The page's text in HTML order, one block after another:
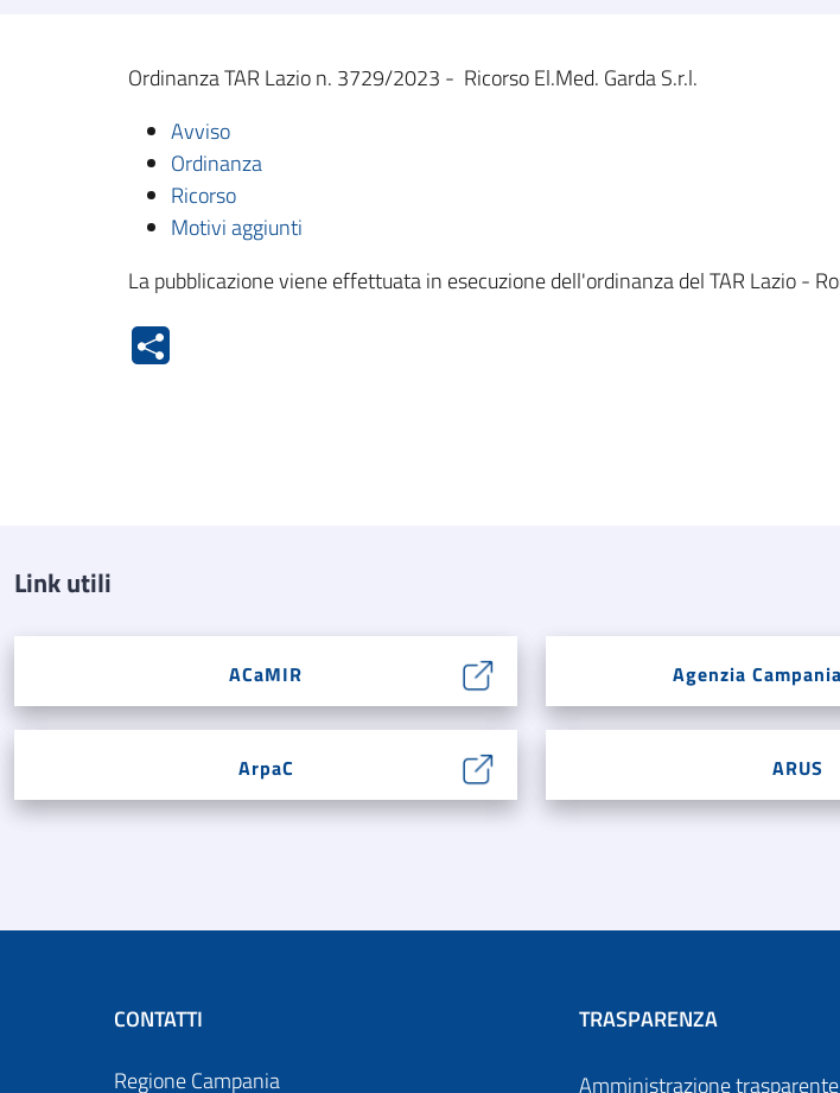
Ordinanza TAR Lazio n. 3729/2023 - Ricorso El.Med. Garda S.r.l.
Avviso
Ordinanza
Ricorso
Motivi aggiunti
La pubblicazione viene effettuata in esecuzione dell'ordinanza del TAR Lazio -
Link utili
ACaMIR Agenzia
ArpaC ARUS
CONTATTI
Regione Campania
TRASPARENZA
Amministrazione trasparente